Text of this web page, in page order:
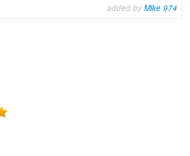
added by Mike 974